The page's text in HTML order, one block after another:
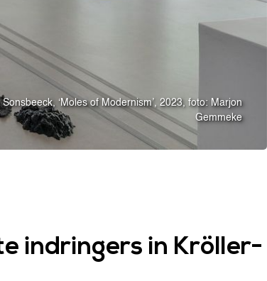
‘Moles of Modernism’, 2023, foto: Marjon
Gemmeke
indringers in Kröller-